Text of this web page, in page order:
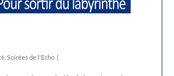
Soirées de l'Echo